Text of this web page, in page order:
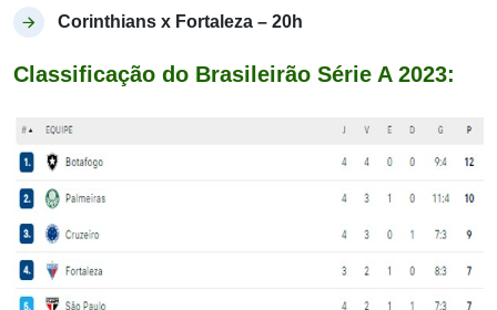
Corinthians x Fortaleza – 20h
Classificação do Brasileirão Série A 2023: